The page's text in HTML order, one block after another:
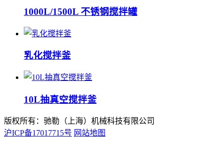
1000L/1500L 不锈钢搅拌罐
乳化搅拌釜
10L抽真空搅拌釜
版权所有：驰勒（上海）机械科技有限公司
沪ICP备17017715号 网站地图